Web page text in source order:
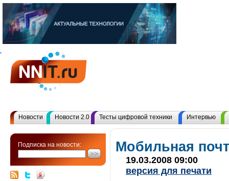
Новости Новости 2.0 Тесты цифровой техники Интервью
Подписка на новости: Мобильная
19.03.2008 09:00
версия для печати